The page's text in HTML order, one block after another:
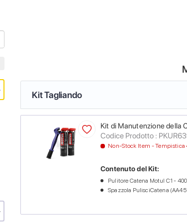
Kit Tagliando
Kit di Manutenzione della
Codice Prodotto :
Non-Stock Item - Tempistica
Contenuto del Kit:
Pulitore Catena Motul C1 -
Spazzola PulisciCatena